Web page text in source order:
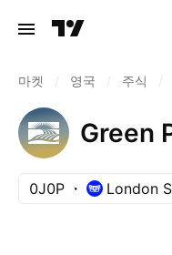
마켓 영국 주식
Green
0J0P London